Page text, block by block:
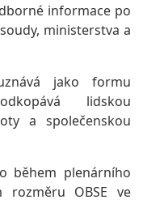
informace po
ministerstva a
jako formu
lidskou
a společenskou
během plenárního
rozměru OBSE ve